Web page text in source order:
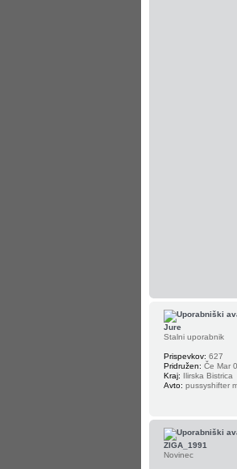
Jure
Stalni uporabnik
Prispevkov: 627
Pridružen: Če Mar
Kraj: Ilirska Bistrica
Avto: pussyshifter
ZIGA_1991
Novinec